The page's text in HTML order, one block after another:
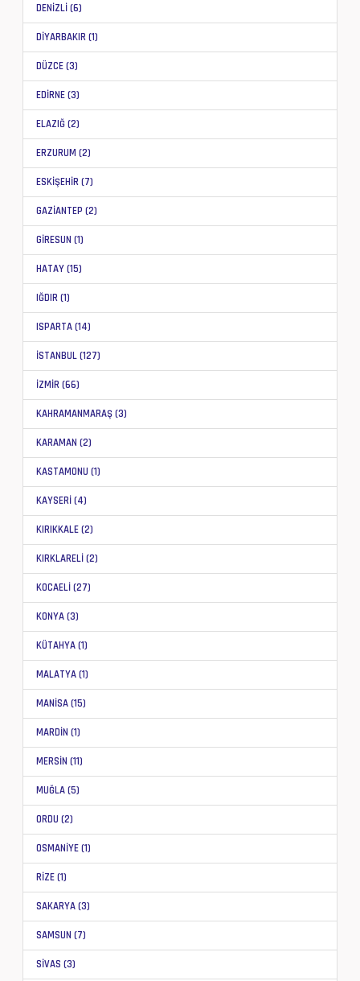
DENİZLİ (6)
DİYARBAKIR (1)
DÜZCE (3)
EDİRNE (3)
ELAZIĞ (2)
ERZURUM (2)
ESKİŞEHİR (7)
GAZİANTEP (2)
GİRESUN (1)
HATAY (15)
IĞDIR (1)
ISPARTA (14)
İSTANBUL (127)
İZMİR (66)
KAHRAMANMARAŞ (3)
KARAMAN (2)
KASTAMONU (1)
KAYSERİ (4)
KIRIKKALE (2)
KIRKLARELİ (2)
KOCAELİ (27)
KONYA (3)
KÜTAHYA (1)
MALATYA (1)
MANİSA (15)
MARDİN (1)
MERSİN (11)
MUĞLA (5)
ORDU (2)
OSMANİYE (1)
RİZE (1)
SAKARYA (3)
SAMSUN (7)
SİVAS (3)